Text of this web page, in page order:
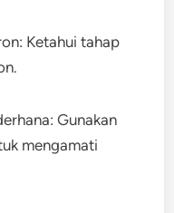
Ketahui tahap
Gunakan
mengamati